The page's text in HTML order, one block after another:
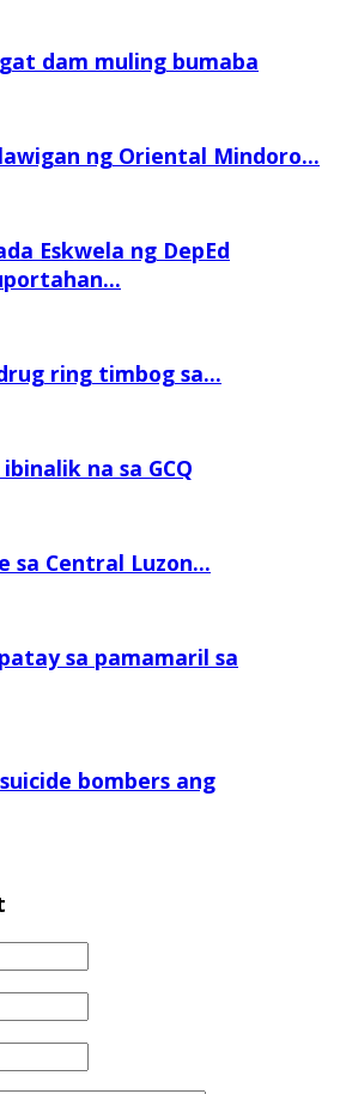
dam muling bumaba
ng Oriental Mindoro...
Eskwela ng DepEd
ring timbog sa...
na sa GCQ
sa Central Luzon...
sa pamamaril sa
bombers ang